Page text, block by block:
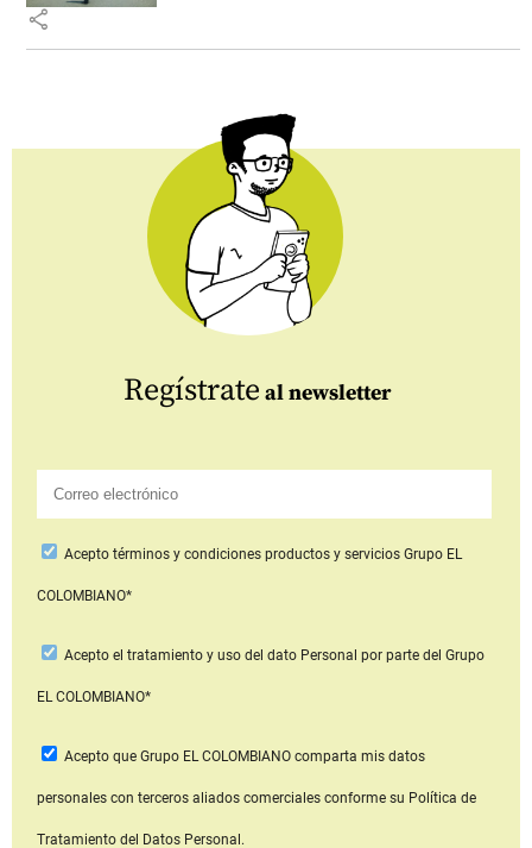
share
Regístrate al newsletter
Aceptotérminos y condiciones productos y serviciosGrupo EL
COLOMBIANO*
Acepto el tratamiento y uso del dato Personal por parte del Grupo
EL COLOMBIANO*
Acepto que Grupo EL COLOMBIANOcomparta mis datos
personales con terceros aliados comerciales conforme su Política de
Tratamiento del Datos Personal.